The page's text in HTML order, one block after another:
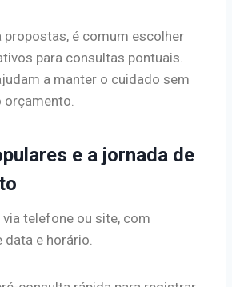
propostas, é comum escolher
para consultas pontuais.
a manter o cuidado sem
orçamento.
e a jornada de
via telefone ou site, com
e horário.